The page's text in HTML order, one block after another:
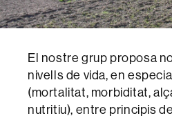
El nostre grup proposa
nivells de vida, en
(mortalitat, morbiditat,
nutritiu), entre principis